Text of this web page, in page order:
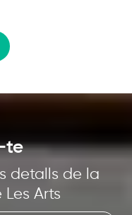
te
detalls de la
Arts